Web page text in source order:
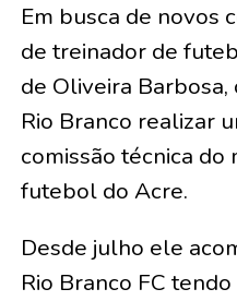
Em busca de novos
de treinador de
de Oliveira Barbosa,
Rio Branco realizar
comissão técnica do
futebol do Acre.
Desde julho ele
Rio Branco FC